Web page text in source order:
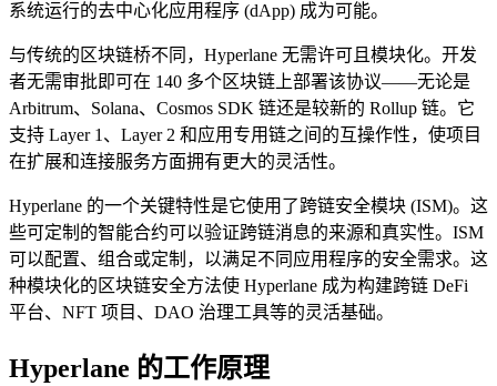
系统运行的去中心化应用程序 (dApp) 成为可能。
与传统的区块链桥不同，Hyperlane 无需许可且模块化。开发
者无需审批即可在 140 多个区块链上部署该协议——无论是
Arbitrum、Solana、Cosmos SDK 链还是较新的 Rollup 链。它
支持 Layer 1、Layer 2 和应用专用链之间的互操作性，使项目
在扩展和连接服务方面拥有更大的灵活性。
Hyperlane 的一个关键特性是它使用了跨链安全模块 (ISM)。这
些可定制的智能合约可以验证跨链消息的来源和真实性。ISM
可以配置、组合或定制，以满足不同应用程序的安全需求。这
种模块化的区块链安全方法使 Hyperlane 成为构建跨链 DeFi
平台、NFT 项目、DAO 治理工具等的灵活基础。
Hyperlane 的工作原理